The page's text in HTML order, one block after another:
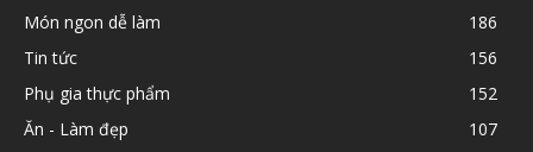
Món ngon dễ làm
186
Tin tức
156
Phụ gia thực phẩm
152
Ăn - Làm đẹp
107